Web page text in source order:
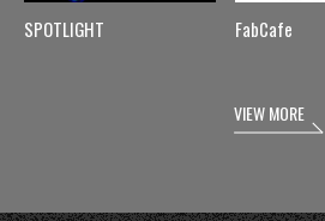
SPOTLIGHT FabCafe
VIEW MORE